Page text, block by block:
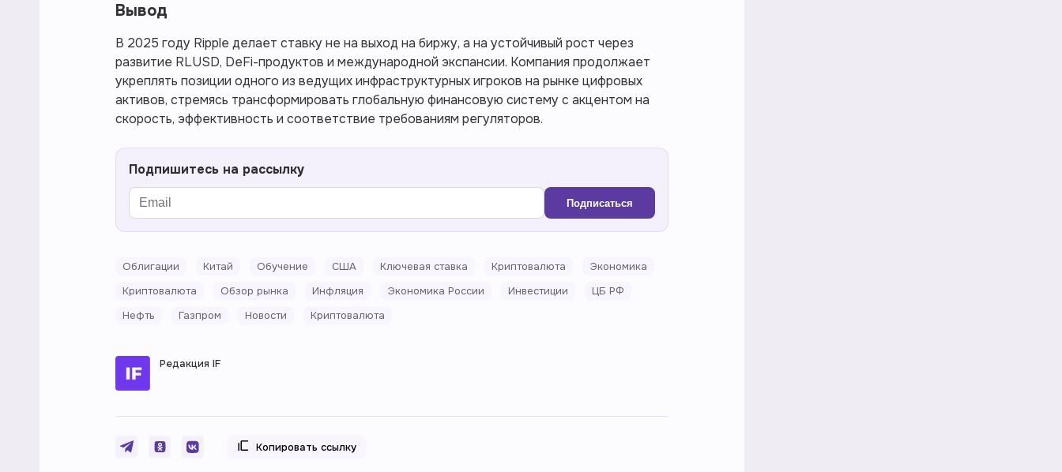
Вывод
В 2025 году Ripple делает ставку не на выход на биржу, а на устойчивый рост через
развитие RLUSD, DeFi-продуктов и международной экспансии. Компания продолжает
укреплять позиции одного из ведущих инфраструктурных игроков на рынке цифровых
активов, стремясь трансформировать глобальную финансовую систему с акцентом на
скорость, эффективность и соответствие требованиям регуляторов.
Подпишитесь на рассылку
Подписаться
Облигации Китай Обучение США Ключевая ставка Криптовалюта
Экономика
Криптовалюта
Обзор рынка Инфляция Экономика России Инвестиции
ЦБ РФ
Нефть
Газпром Новости Криптовалюта
Редакция IF
Копировать ссылку